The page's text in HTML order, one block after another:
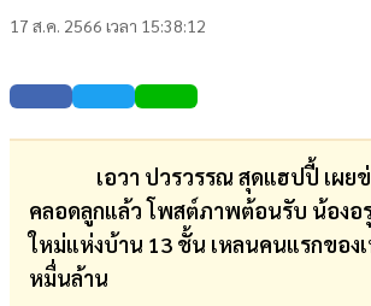
17 ส.ค. 2566 เวลา 15:38:12
เอวา ปวรวรรณ สุดแฮปปี้ เผยข่
คลอดลูกแล้ว โพสต์ภาพต้อนรับ น้องอ
ใหม่แห่งบ้าน 13 ชั้น เหลนคนแรกของ
หมื่นล้าน
บันเทิง
ตรวจ
หวย
บอล
สด
การ